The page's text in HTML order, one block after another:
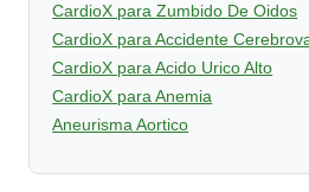
CardioX para Zumbido De Oidos
CardioX para Accidente
CardioX para Acido Urico Alto
CardioX para Anemia
Aneurisma Aortico